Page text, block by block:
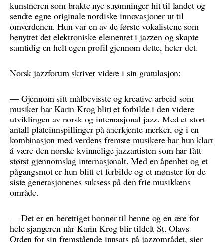
kunstneren som brakte nye strømninger hit til landet og
sendte egne originale nordiske innovasjoner ut til
omverdenen. Hun var en av de første vokalistene som
benyttet det elektroniske elementet i jazzen og skapte
samtidig en helt egen profil gjennom dette, heter det.
Norsk jazzforum skriver videre i sin gratulasjon:
— Gjennom sitt målbevisste og kreative arbeid som
musiker har Karin Krog blitt et forbilde i den videre
utviklingen av norsk og internasjonal jazz. Med et stort
antall plateinnspillinger på anerkjente merker, og i en
kombinasjon med verdens fremste musikere har hun klart
å være den norske kvinnelige jazzartisten som har fått
størst gjennomslag internasjonalt. Med en åpenhet og et
pågangsmot er hun blitt et forbilde og et mønster for de
siste generasjonenes suksess på den frie musikkens
område.
— Det er en berettiget honnør til henne og en ære for
hele sjangeren når Karin Krog blir tildelt St. Olavs
Orden for sin fremstående innsats på jazzområdet, sier